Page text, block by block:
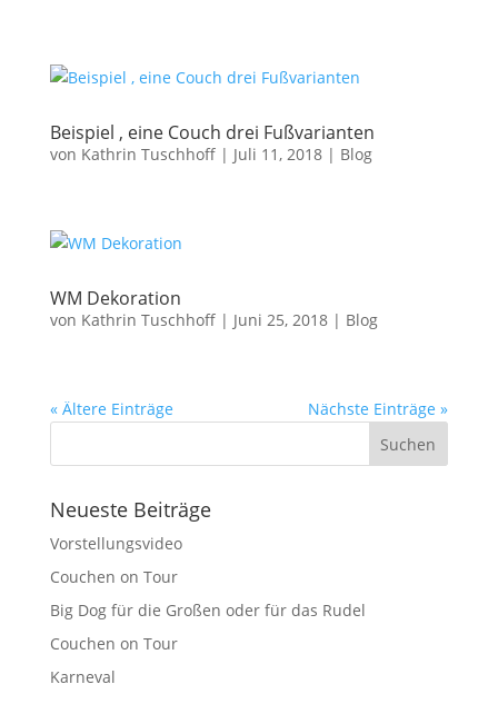
Beispiel , eine Couch drei Fußvarianten
von Kathrin Tuschhoff| Juli 11, 2018| Blog
WM Dekoration
von Kathrin Tuschhoff| Juni 25, 2018| Blog
« Ältere Einträge Nächste Einträge »
Neueste Beiträge
Vorstellungsvideo
Couchen on Tour
Big Dog für die Großen oder für das Rudel
Couchen on Tour
Karneval